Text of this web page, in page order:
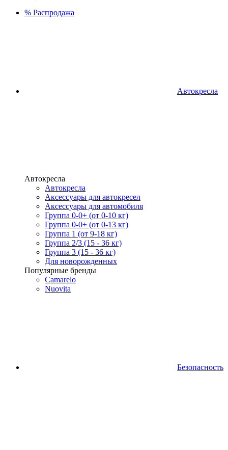
% Распродажа
Автокресла
Автокресла
Автокресла
Аксессуары для автокресел
Аксессуары для автомобиля
Группа 0-0+ (от 0-10 кг)
Группа 0-0+ (от 0-13 кг)
Группа 1 (от 9-18 кг)
Группа 2/3 (15 - 36 кг)
Группа 3 (15 - 36 кг)
Для новорожденных
Популярные бренды
Camarelo
Nuovita
Безопасность